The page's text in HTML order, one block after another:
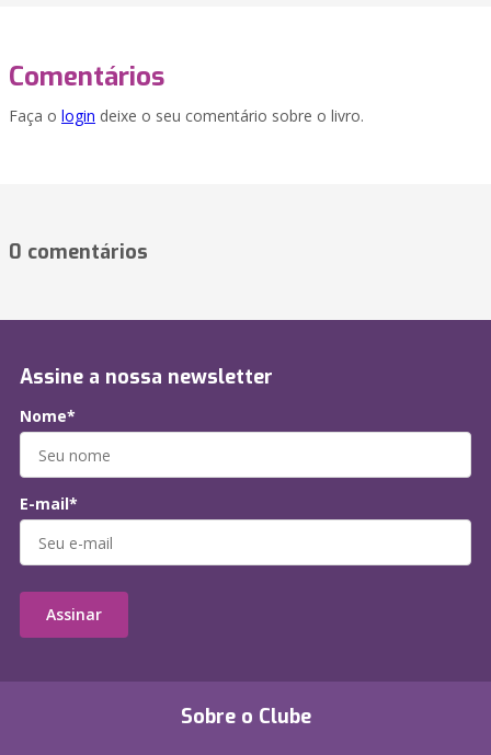
Comentários
Faça o login deixe o seu comentário sobre o livro.
0 comentários
Sobre o Clube
Assine a nossa newsletter
Nome*
E-mail*
Assinar